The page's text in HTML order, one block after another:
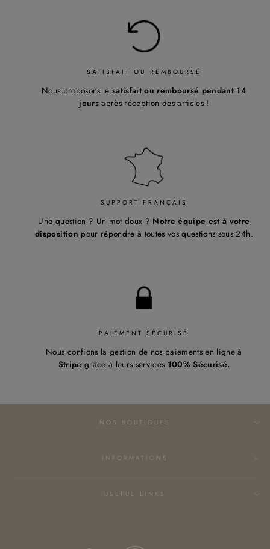
SATISFAIT OU REMBOURSÉ
Nous proposons le satisfait ou remboursé pendant 14
joursaprès réception des articles !
SUPPORT FRANÇAIS
Une question ? Un mot doux ? Notre équipe est à votre
disposition pour répondre à toutes vos questions sous 24h.
PAIEMENT SÉCURISÉ
Nous confions la gestion de nos paiements en ligne à
Stripe grâce à leurs services 100% Sécurisé.
NOS BOUTIQUES
INFORMATIONS
USEFUL LINKS